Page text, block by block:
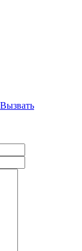
Вызвать